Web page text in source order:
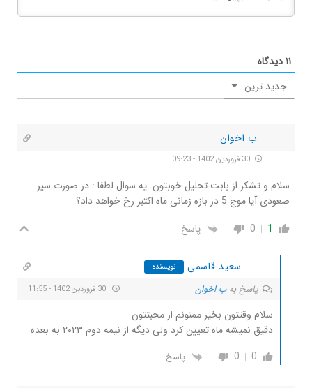
۱۱دیدگاه
جدید ترین
ب اخوان
سلام و تشکر از بابت تحلیل خوبتون. یه سوال لطفا : در صورت سیر
صعودی آیا موج 5 در بازه زمانی ماه اکتبر رخ خواهد داد؟
1
0 پاسخ
سعید قاسمی نویسنده
پاسخ بهب اخوان
سلام وقتتون بخیر ممنونم از محبتتون
دقیق نمیشه ماه تعیین کرد ولی دیگه از نیمه دوم ۲۰۲۳ به بعده
0
0 پاسخ